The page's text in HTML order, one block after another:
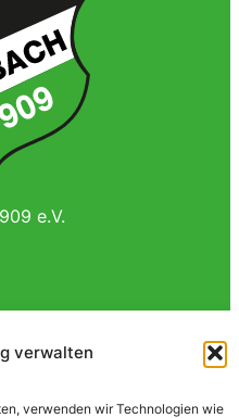
verwalten
verwenden wir Technologien wie
e.V.